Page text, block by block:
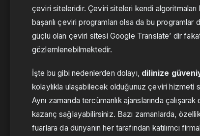
çeviri siteleridir. Çeviri siteleri kendi
başarılı çeviri programları olsa da bu
güçlü olan çeviri sitesi Google Translate’ dir
gözlemlenebilmektedir.
İşte bu gibi nedenlerden dolayı, dilinize
kolaylıkla ulaşabilecek olduğunuz çeviri hizmeti
Aynı zamanda tercümanlık ajanslarında
kazanç sağlayabilirsiniz. Bazı zamanlarda,
fuarlara da dünyanın her tarafından katılımcı